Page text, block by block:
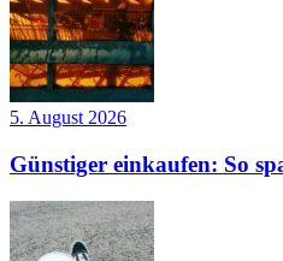
5. August 2026
Günstiger einkaufen: So